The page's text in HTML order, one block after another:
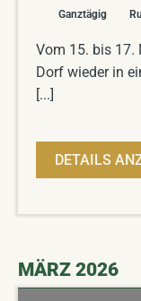
Ganztägig
Vom 15. bis 17.
Dorf wieder in
[...]
DETAILS
MÄRZ 2026